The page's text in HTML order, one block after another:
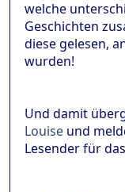
welche
Geschichten
diese gelesen,
wurden!
Und damit
Louise und
Lesender für